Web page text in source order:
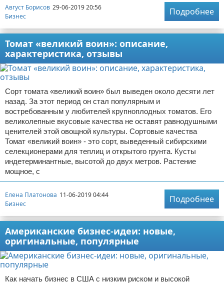
Август Борисов 29-06-2019 20:56
Бизнес
Подробнее
Томат «великий воин»: описание,
характеристика, отзывы
Сорт томата «великий воин» был выведен около десяти лет
назад. За этот период он стал популярным и
востребованным у любителей крупноплодных томатов. Его
великолепные вкусовые качества не оставят равнодушными
ценителей этой овощной культуры. Сортовые качества
Томат «великий воин» - это сорт, выведенный сибирскими
селекционерами для теплиц и открытого грунта. Кусты
индетерминантные, высотой до двух метров. Растение
мощное, с
Елена Платонова 11-06-2019 04:44
Бизнес
Подробнее
Американские бизнес-идеи: новые,
оригинальные, популярные
Как начать бизнес в США с низким риском и высокой